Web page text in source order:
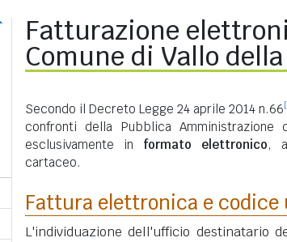
Fatturazione
Comune di Vallo
Secondo il Decreto Legge 24 aprile 2014 n.66
confronti della Pubblica Amministrazione
esclusivamente in formato elettronico,
cartaceo.
Fattura elettronica e
L'individuazione dell'ufficio destinatario